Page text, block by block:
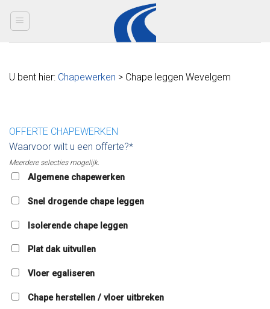
U bent hier: Chapewerken > Chape leggen Wevelgem
OFFERTE CHAPEWERKEN
Waarvoor wilt u een offerte?*
Meerdere selecties mogelijk.
Algemene chapewerken
Snel drogende chape leggen
Isolerende chape leggen
Plat dak uitvullen
Vloer egaliseren
Chape herstellen / vloer uitbreken